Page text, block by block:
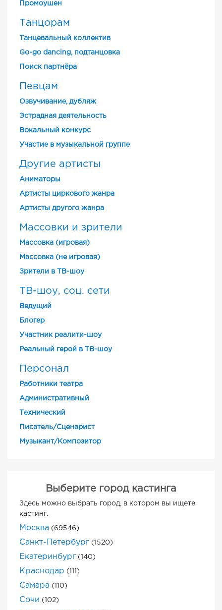
Промоушен
Танцорам
Танцевальный коллектив
Go-go dancing, подтанцовка
Поиск партнёра
Певцам
Озвучивание, дубляж
Эстрадная деятельность
Вокальный конкурс
Участие в музыкальной группе
Другие артисты
Аниматоры
Артисты циркового жанра
Артисты другого жанра
Массовки и зрители
Массовка (игровая)
Массовка (не игровая)
Зрители в ТВ-шоу
ТВ-шоу, соц. сети
Ведущий
Блогер
Участник реалити-шоу
Реальный герой в ТВ-шоу
Персонал
Работники театра
Административный
Технический
Писатель/Сценарист
Музыкант/Композитор
Выберите город кастинга
Здесь можно выбрать город, в котором вы ищете
кастинг.
Москва (69546)
Санкт-Петербург (1520)
Екатеринбург (140)
Краснодар (111)
Самара (110)
Сочи (102)